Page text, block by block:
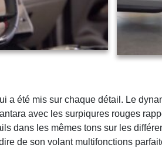
a été mis sur chaque détail. Le
avec les surpiqures rouges
dans les mêmes tons sur les
de son volant multifonctions